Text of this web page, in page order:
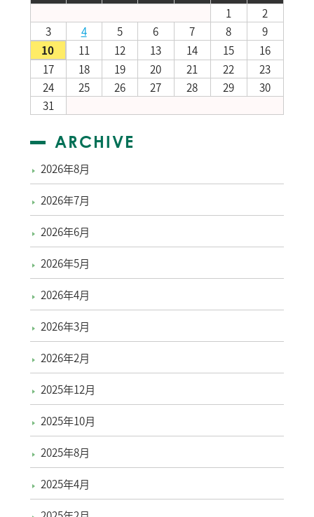
1
2
3
4 5 6 7 8
9
10
11 12 13 14 15
16
17
18 19 20 21 22
23
24
25 26 27 28 29
30
31
ARCHIVE
2026年8月
2026年7月
2026年6月
2026年5月
2026年4月
2026年3月
2026年2月
2025年12月
2025年10月
2025年8月
2025年4月